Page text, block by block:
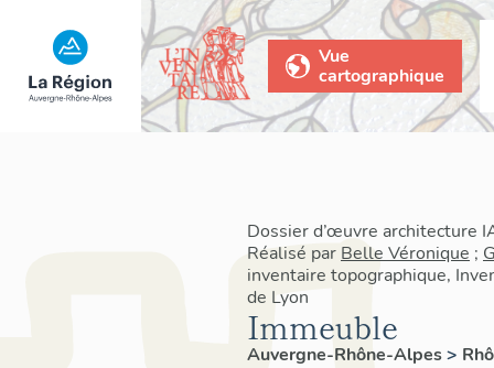
Vue
cartographique
Dossier d’œuvre architecture
Réalisé par Belle Véronique ;
inventaire topographique,
de Lyon
Immeuble
Auvergne-Rhône-Alpes>